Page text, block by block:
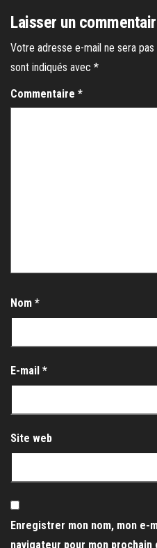
Laisser un
Votre adresse e-mail ne sera pas
sont indiqués avec *
Commentaire *
Nom *
E-mail *
Site web
Enregistrer mon nom, mon e-
navigateur pour mon prochain